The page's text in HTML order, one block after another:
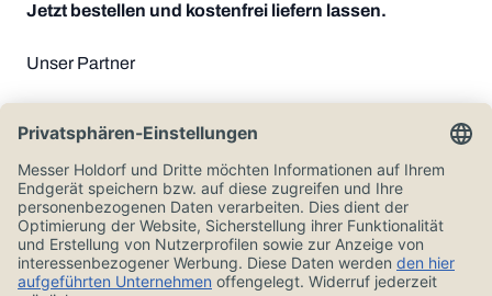
Jetzt bestellen und kostenfrei liefern lassen.
Unser Partner
Zahlungsoptionen